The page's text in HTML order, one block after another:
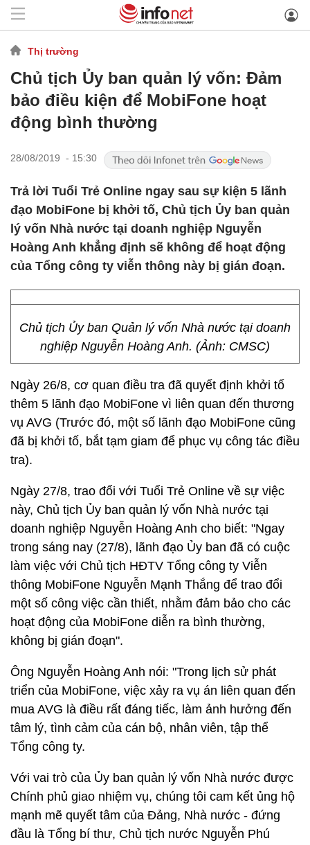
Thị trường
Chủ tịch Ủy ban quản lý vốn: Đảm
bảo điều kiện để MobiFone hoạt
động bình thường
28/08/2019 - 15:30
Trả lời Tuổi Trẻ Online ngay sau sự kiện 5 lãnh
đạo MobiFone bị khởi tố, Chủ tịch Ủy ban quản
lý vốn Nhà nước tại doanh nghiệp Nguyễn
Hoàng Anh khẳng định sẽ không để hoạt động
của Tổng công ty viễn thông này bị gián đoạn.
Chủ tịch Ủy ban Quản lý vốn Nhà nước tại doanh
nghiệp Nguyễn Hoàng Anh. (Ảnh: CMSC)
Ngày 26/8, cơ quan điều tra đã quyết định khởi tố
thêm 5 lãnh đạo MobiFone vì liên quan đến thương
vụ AVG (Trước đó, một số lãnh đạo MobiFone cũng
đã bị khởi tố, bắt tạm giam để phục vụ công tác điều
tra).
Ngày 27/8, trao đổi với Tuổi Trẻ Online về sự việc
này, Chủ tịch Ủy ban quản lý vốn Nhà nước tại
doanh nghiệp Nguyễn Hoàng Anh cho biết: "Ngay
trong sáng nay (27/8), lãnh đạo Ủy ban đã có cuộc
làm việc với Chủ tịch HĐTV Tổng công ty Viễn
thông MobiFone Nguyễn Mạnh Thắng để trao đổi
một số công việc cần thiết, nhằm đảm bảo cho các
hoạt động của MobiFone diễn ra bình thường,
không bị gián đoạn".
Ông Nguyễn Hoàng Anh nói: "Trong lịch sử phát
triển của MobiFone, việc xảy ra vụ án liên quan đến
mua AVG là điều rất đáng tiếc, làm ảnh hưởng đến
tâm lý, tình cảm của cán bộ, nhân viên, tập thể
Tổng công ty.
Với vai trò của Ủy ban quản lý vốn Nhà nước được
Chính phủ giao nhiệm vụ, chúng tôi cam kết ủng hộ
mạnh mẽ quyết tâm của Đảng, Nhà nước - đứng
đầu là Tổng bí thư, Chủ tịch nước Nguyễn Phú